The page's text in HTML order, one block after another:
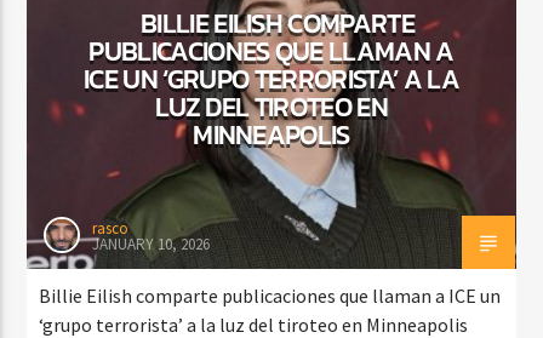
BILLIE EILISH COMPARTE
PUBLICACIONES QUE LLAMAN A
ICE UN ‘GRUPO TERRORISTA’ A LA
LUZ DEL TIROTEO EN
MINNEAPOLIS
rasco
JANUARY 10, 2026
Billie Eilish comparte publicaciones que llaman a ICE un
‘grupo terrorista’ a la luz del tiroteo en Minneapolis